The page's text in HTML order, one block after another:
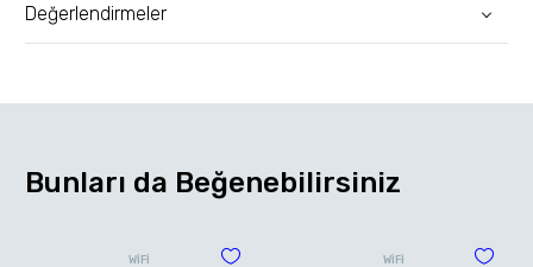
Değerlendirmeler
Bunları da Beğenebilirsiniz
WİFİ WİFİ